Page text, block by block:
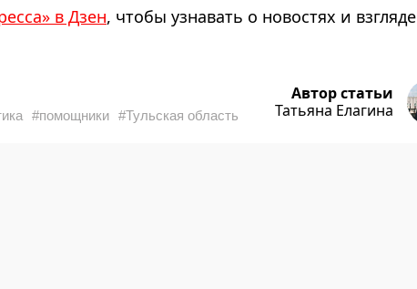
в Дзен, чтобы узнавать о новостях и взгляде
#помощники #Тульская область
Автор статьи
Татьяна Елагина